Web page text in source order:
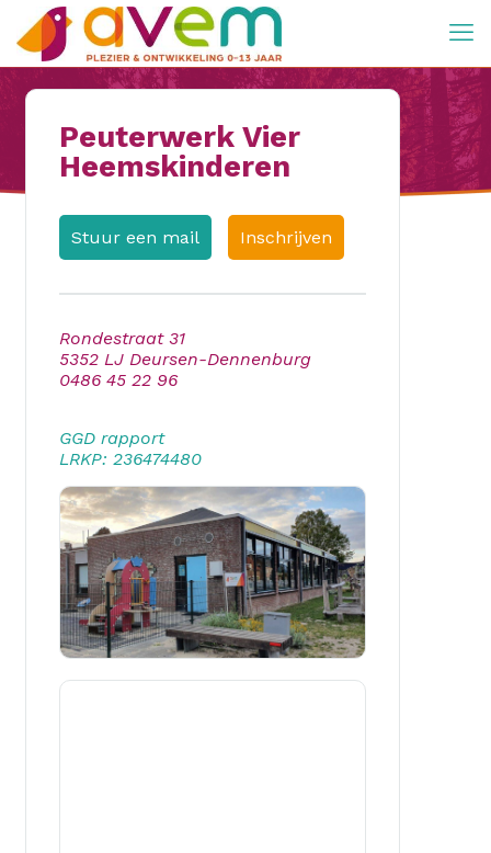
Peuterwerk Vier
Heemskinderen
Stuur een mail Inschrijven
Rondestraat 31
5352 LJ Deursen-Dennenburg
0486 45 22 96
GGD rapport
LRKP: 236474480